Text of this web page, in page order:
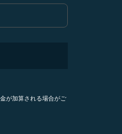
ークラス Selected
が加算される場合がご